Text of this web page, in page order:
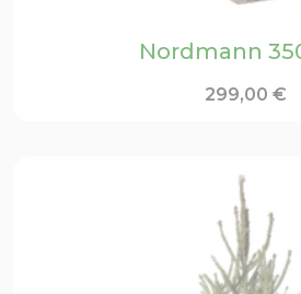
Nordmann
299,00 €